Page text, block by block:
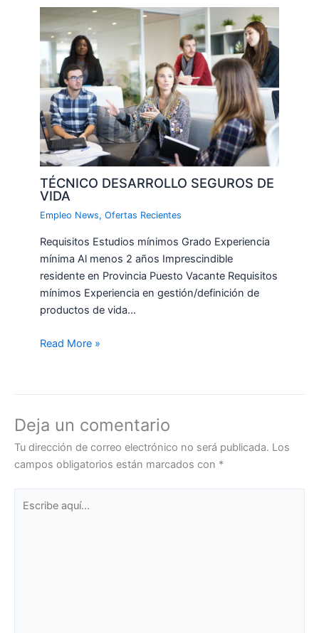
TÉCNICO DESARROLLO SEGUROS DE
VIDA
Empleo News,Ofertas Recientes
Requisitos Estudios mínimos Grado Experiencia
mínima Al menos 2 años Imprescindible
residente en Provincia Puesto Vacante Requisitos
mínimos Experiencia en gestión/definición de
productos de vida…
Read More »
Deja un comentario
Tu dirección de correo electrónico no será publicada. Los
campos obligatorios están marcados con *
aquí...